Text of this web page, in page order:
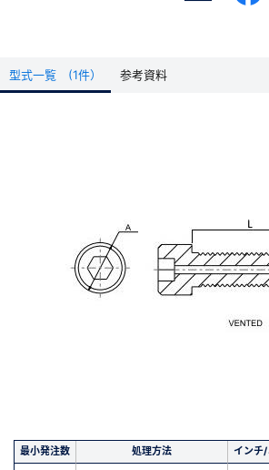
型式一覧 (1件） 参考資料
最小発注数 処理方法 インチ/